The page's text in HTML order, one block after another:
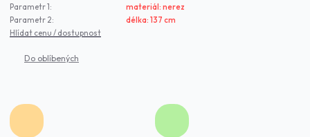
Parametr 1:
materiál: nerez
Parametr 2:
délka: 137 cm
Hlídat cenu / dostupnost